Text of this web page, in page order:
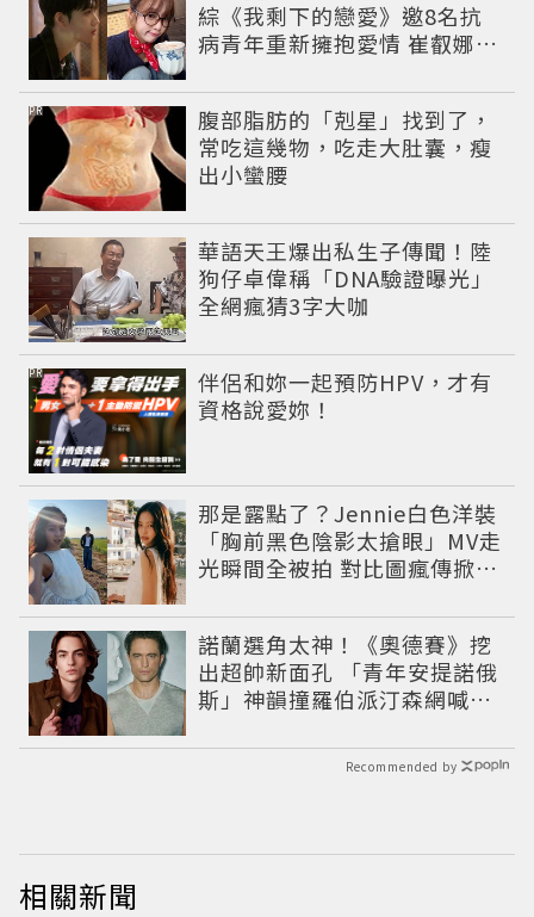
綜《我剩下的戀愛》邀8名抗
病青年重新擁抱愛情 崔叡娜淚
腹部脂肪的「剋星」找到了，
常吃這幾物，吃走大肚囊，瘦
出小蠻腰
PR
華語天王爆出私生子傳聞！陸
狗仔卓偉稱「DNA驗證曝光」
全網瘋猜3字大咖
伴侶和妳一起預防HPV，才有
資格說愛妳！
PR
那是露點了？Jennie白色洋裝
「胸前黑色陰影太搶眼」MV走
光瞬間全被拍 對比圖瘋傳掀論
諾蘭選角太神！《奧德賽》挖
出超帥新面孔 「青年安提諾俄
斯」神韻撞羅伯派汀森網喊：
Recommended by
相關新聞